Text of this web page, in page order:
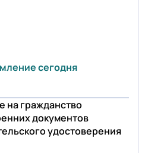
сегодня
на гражданство
документов
удостоверения